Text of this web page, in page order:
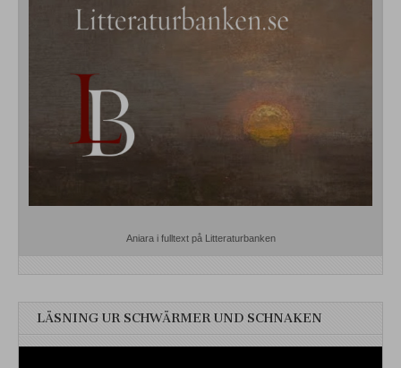
Aniara i fulltext på Litteraturbanken
LÄSNING UR SCHWÄRMER UND SCHNAKEN